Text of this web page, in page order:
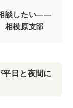
談したい――
相模原支部
日と夜間に